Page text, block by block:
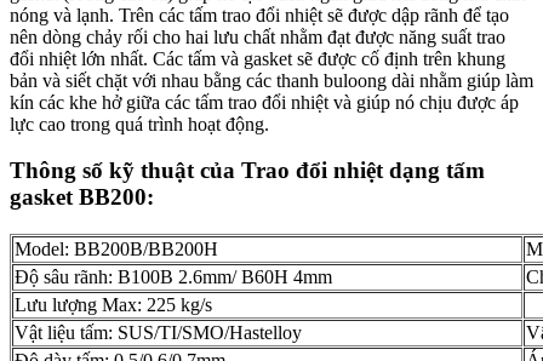
nóng và lạnh. Trên các tấm trao đổi nhiệt sẽ được dập rãnh để tạo
nên dòng chảy rối cho hai lưu chất nhằm đạt được năng suất trao
đổi nhiệt lớn nhất. Các tấm và gasket sẽ được cố định trên khung
bản và siết chặt với nhau bằng các thanh buloong dài nhằm giúp làm
kín các khe hở giữa các tấm trao đổi nhiệt và giúp nó chịu được áp
lực cao trong quá trình hoạt động.
Thông số kỹ thuật của Trao đổi nhiệt dạng tấm
gasket BB200:
Model: BB200B/BB200H
Độ sâu rãnh: B100B 2.6mm/ B60H 4mm
Lưu lượng Max: 225 kg/s
Vật liệu tấm: SUS/TI/SMO/Hastelloy